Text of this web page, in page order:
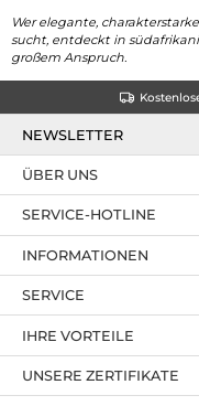
Wer elegante,
sucht, entdeckt in
großem Anspruch.
NEWSLETTER
SERVICE-HOTLINE
IHRE VORTEILE
ÜBER UNS
UNSERE ZERTIFIKATE
INFORMATIONEN
SERVICE